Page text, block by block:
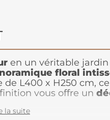
en un véritable
floral
L400 x H250 cm, ce
vous offre un
un motif
la suite